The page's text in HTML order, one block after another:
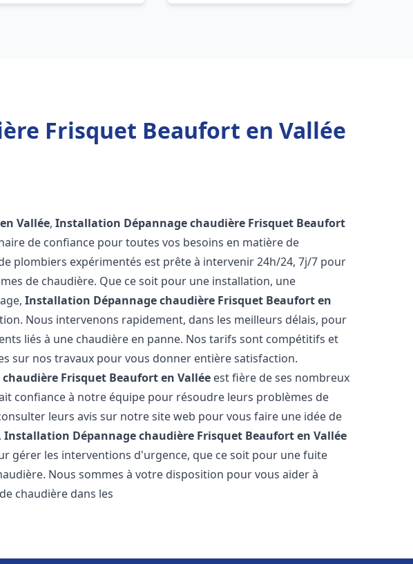
Frisquet Beaufort en Vallée
Vallée,Installation Dépannage chaudière Frisquet Beaufort
de confiance pour toutes vos besoins en matière de
plombiers expérimentés est prête à intervenir 24h/24, 7j/7 pour
de chaudière. Que ce soit pour une installation, une
Installation Dépannage chaudière Frisquet Beaufort en
Nous intervenons rapidement, dans les meilleurs délais, pour
liés à une chaudière en panne. Nos tarifs sont compétitifs et
sur nos travaux pour vous donner entière satisfaction.
Frisquet Beaufort en Vallée est fière de ses nombreux
confiance à notre équipe pour résoudre leurs problèmes de
leurs avis sur notre site web pour vous faire une idée de
Installation Dépannage chaudière Frisquet Beaufort en Vallée
gérer les interventions d'urgence, que ce soit pour une fuite
Nous sommes à votre disposition pour vous aider à
chaudière dans les